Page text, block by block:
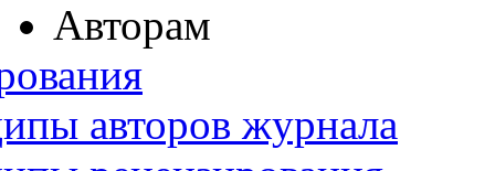
Авторам
авторов журнала